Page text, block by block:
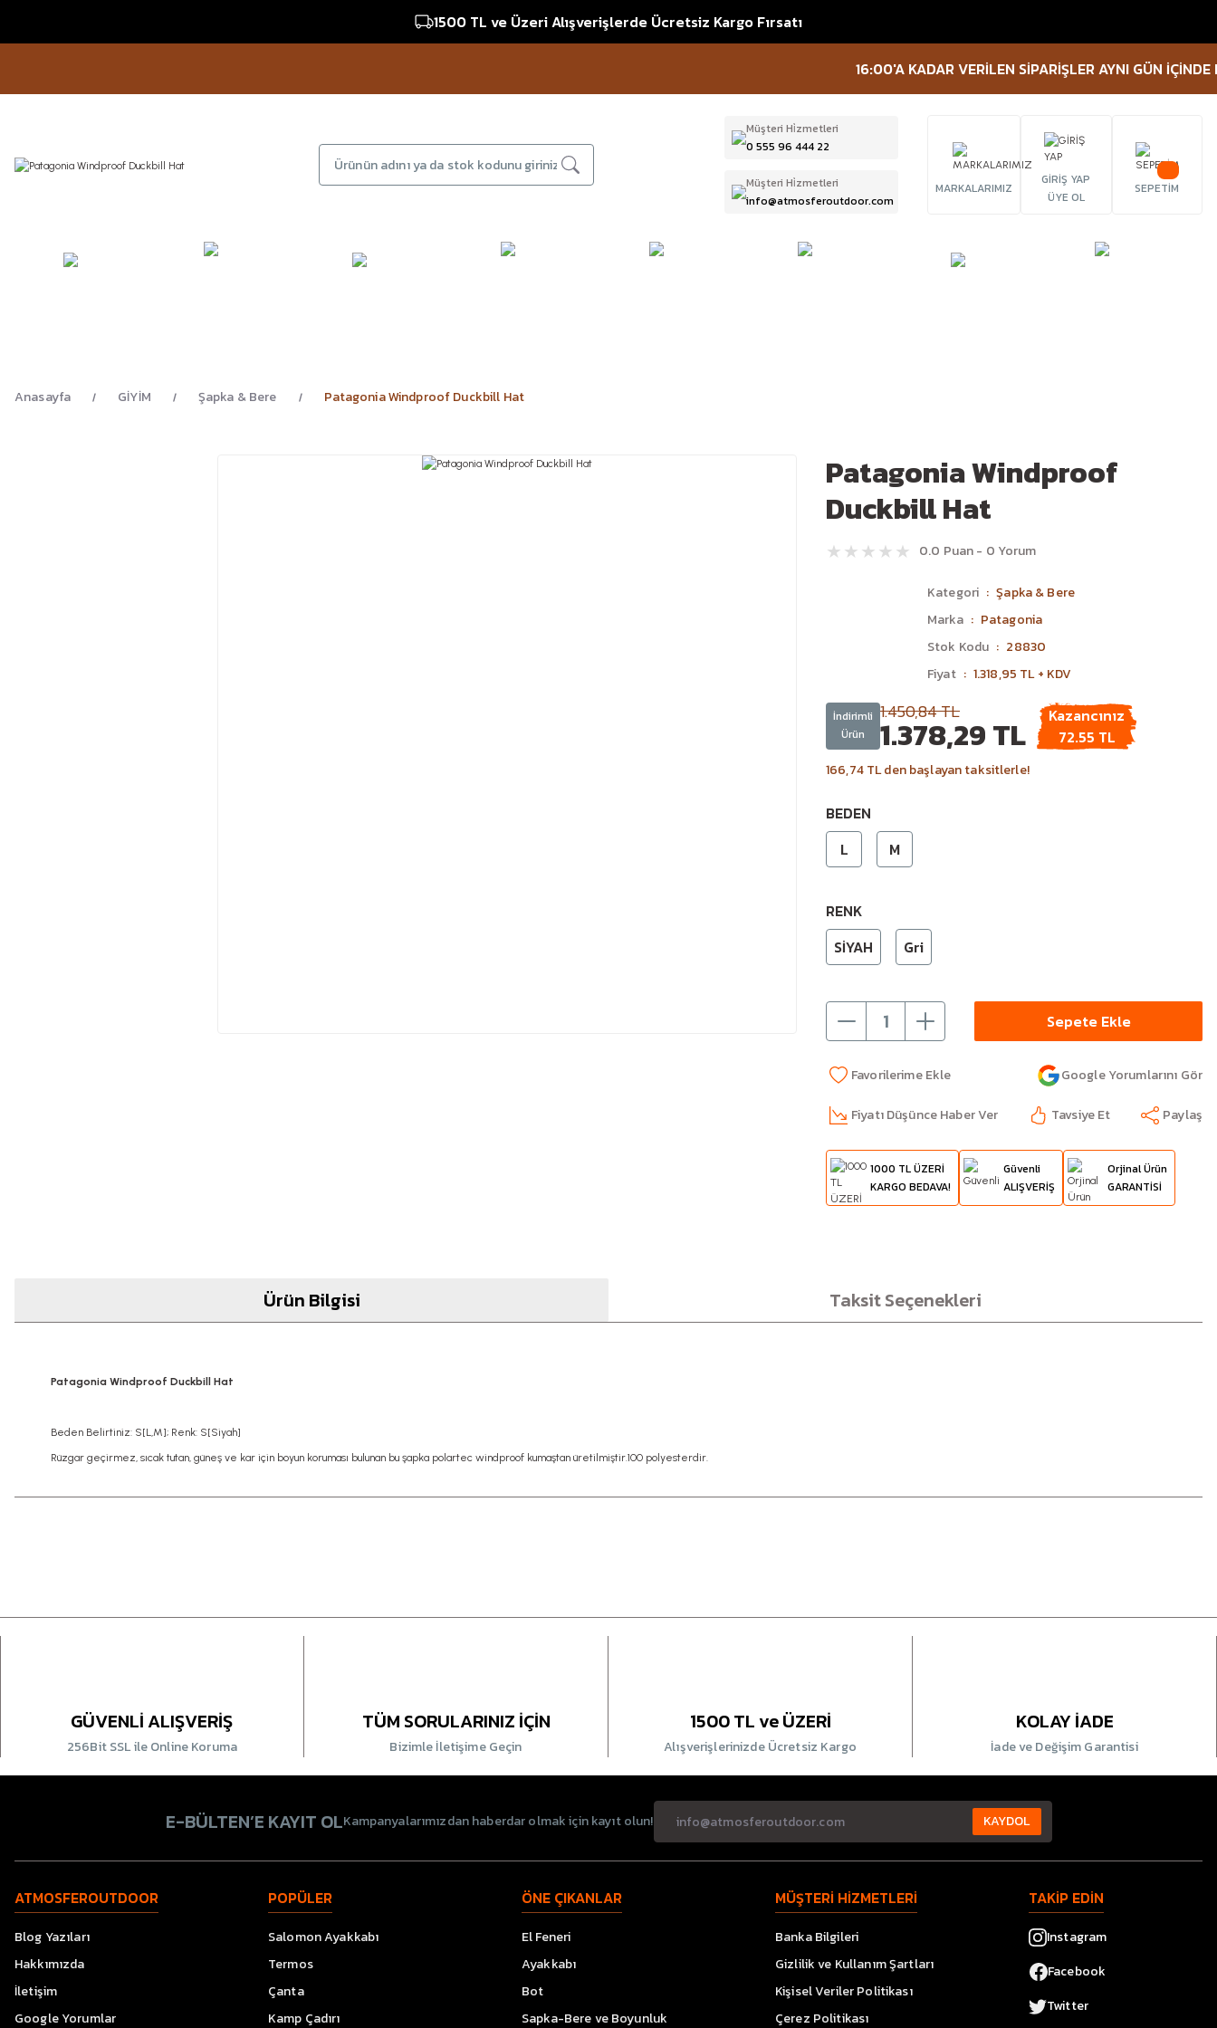
1500 TL ve Üzeri Alışverişlerde Ücretsiz Kargo Fırsatı
16:00'A KADAR VERİLEN SİPARİŞLER AYNI GÜN İÇİNDE
Müşteri Hi̇zmetleri
0 555 96 444 22
Müşteri Hi̇zmetleri
info@atmosferoutdoor.com
MARKALARIMIZ
GİRİŞ YAP
ÜYE OL
SEPETİM
Anasayfa GİYİM Şapka & Bere Patagonia Windproof Duckbill Hat
Patagonia Windproof
Duckbill Hat
0.0 Puan - 0 Yorum
Kategori
Şapka & Bere
Marka
Patagonia
Stok Kodu
28830
Fiyat
1.318,95 TL + KDV
İndirimli
Ürün
1.450,84 TL
1.378,29 TL
Kazancınız
72.55 TL
166,74 TL den başlayan taksitlerle!
BEDEN
L
M
RENK
SİYAH
Gri
Sepete Ekle
Google Yorumlarını Gör
Fiyatı Düşünce Haber Ver Tavsiye Et Paylaş
1000 TL ÜZERİ
KARGO BEDAVA!
Güvenli
ALIŞVERİŞ
Orjinal Ürün
GARANTİSİ
Ürün Bilgisi Taksit Seçenekleri
Patagonia Windproof Duckbill Hat
Beden Belirtiniz: S[L,M]; Renk: S[Siyah]
Rüzgar geçirmez, sıcak tutan, güneş ve kar için boyun koruması bulunan bu şapka polartec windproof kumaştan üretilmiştir.100 polyesterdir.
GÜVENLİ ALIŞVERİŞ
256Bit SSL ile Online Koruma
TÜM SORULARINIZ İÇİN
Bizimle İletişime Geçin
1500 TL ve ÜZERİ
Alışverişlerinizde Ücretsiz Kargo
KOLAY İADE
İade ve Değişim Garantisi
E-BÜLTEN’E KAYIT OLKampanyalarımızdan haberdar olmak için kayıt olun! KAYDOL
ATMOSFEROUTDOOR
Blog Yazıları
Hakkımızda
İletişim
Google Yorumlar
POPÜLER
Salomon Ayakkabı
Termos
Çanta
Kamp Çadırı
ÖNE ÇIKANLAR
El Feneri
Ayakkabı
Bot
Sapka-Bere ve Boyunluk
MÜŞTERİ HİZMETLERİ
Banka Bilgileri
Gizlilik ve Kullanım Şartları
Kişisel Veriler Politikası
Çerez Politikası
TAKİP EDİN
Instagram
Facebook
Twitter